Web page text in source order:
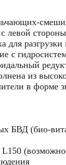
с левой
для
с
из
в форме
БВД (био-